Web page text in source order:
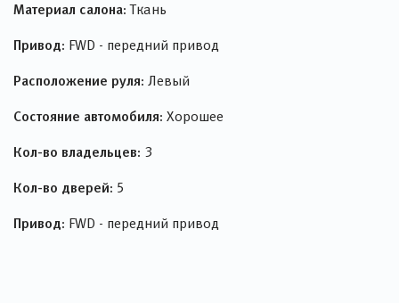
Материал салона: Ткань
Привод: FWD - передний привод
Расположение руля: Левый
Состояние автомобиля: Хорошее
Кол-во владельцев: 3
Кол-во дверей: 5
Привод: FWD - передний привод